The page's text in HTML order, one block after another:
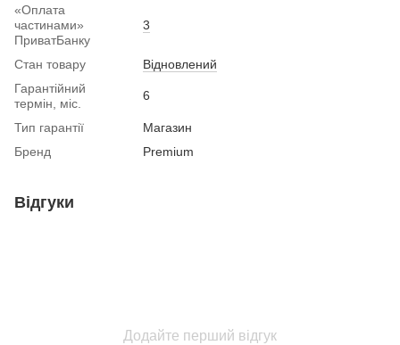
«Оплата
частинами»
ПриватБанку
3
Стан товару
Вiдновлений
Гарантійний
термін, міс.
6
Тип гарантії
Магазин
Бренд
Premium
Відгуки
Додайте перший відгук